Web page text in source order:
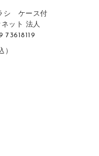
シ ケース付
ット 法人
73618119
）